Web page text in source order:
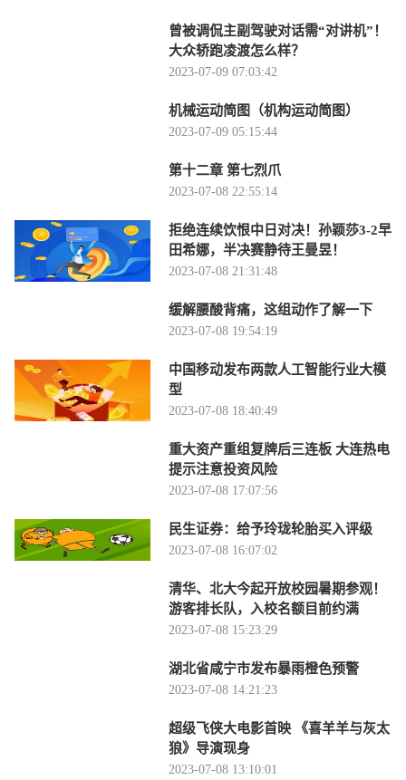
曾被调侃主副驾驶对话需“对讲机”！
大众轿跑凌渡怎么样？
2023-07-09 07:03:42
机械运动简图（机构运动简图）
2023-07-09 05:15:44
第十二章 第七烈爪
2023-07-08 22:55:14
拒绝连续饮恨中日对决！孙颖莎3-2早
田希娜，半决赛静待王曼昱！
2023-07-08 21:31:48
缓解腰酸背痛，这组动作了解一下
2023-07-08 19:54:19
中国移动发布两款人工智能行业大模
型
2023-07-08 18:40:49
重大资产重组复牌后三连板 大连热电
提示注意投资风险
2023-07-08 17:07:56
民生证券：给予玲珑轮胎买入评级
2023-07-08 16:07:02
清华、北大今起开放校园暑期参观！
游客排长队，入校名额目前约满
2023-07-08 15:23:29
湖北省咸宁市发布暴雨橙色预警
2023-07-08 14:21:23
超级飞侠大电影首映 《喜羊羊与灰太
狼》导演现身
2023-07-08 13:10:01